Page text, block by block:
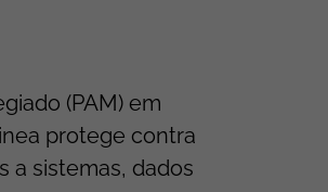
(PAM) em
protege contra
a sistemas, dados